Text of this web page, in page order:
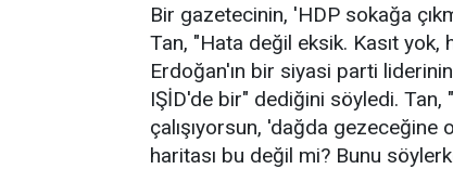
Bir gazetecinin, 'HDP sokağa
Tan, "Hata değil eksik. Kasıt yok,
Erdoğan'ın bir siyasi parti
IŞİD'de bir" dediğini söyledi.
çalışıyorsun, 'dağda gezeceğine
haritası bu değil mi? Bunu